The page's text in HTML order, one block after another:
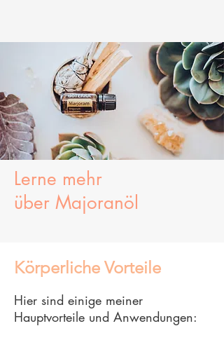
Lerne mehr
über Majoranöl
Körperliche Vorteile
Hier sind einige meiner
Hauptvorteile und Anwendungen: